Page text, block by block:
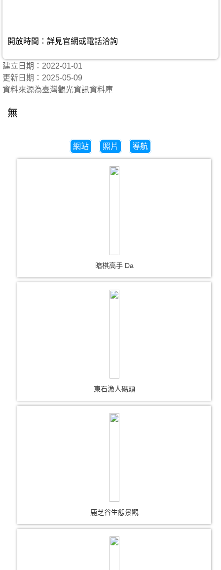
開放時間：詳見官網或電話洽詢
建立日期：2022-01-01
更新日期：2025-05-09
資料來源為臺灣觀光資訊資料庫
無
網站 照片 導航
暗棋高手 Da
東石漁人碼頭
鹿芝谷生態景觀